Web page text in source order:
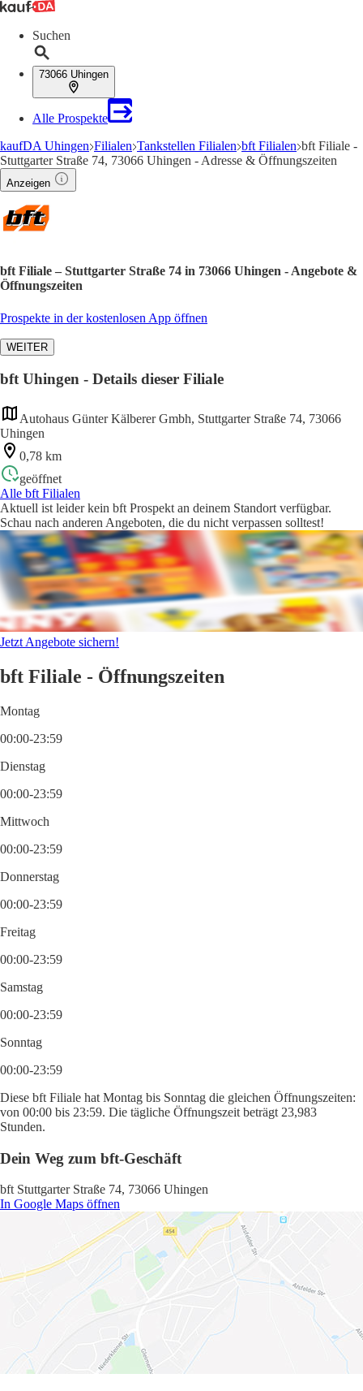
Suchen
73066 Uhingen
Alle Prospekte
kaufDA Uhingen Filialen Tankstellen Filialen bft Filialen bft Filiale -
Stuttgarter Straße 74, 73066 Uhingen - Adresse & Öffnungszeiten
Anzeigen
bft Filiale – Stuttgarter Straße 74 in 73066 Uhingen - Angebote &
Öffnungszeiten
Prospekte in der kostenlosen App öffnen
WEITER
bft Uhingen - Details dieser Filiale
Autohaus Günter Kälberer Gmbh, Stuttgarter Straße 74, 73066
Uhingen
0,78 km
geöffnet
Alle bft Filialen
Aktuell ist leider kein bft Prospekt an deinem Standort verfügbar.
Schau nach anderen Angeboten, die du nicht verpassen solltest!
Jetzt Angebote sichern!
bft Filiale - Öffnungszeiten
Montag
00:00-23:59
Dienstag
00:00-23:59
Mittwoch
00:00-23:59
Donnerstag
00:00-23:59
Freitag
00:00-23:59
Samstag
00:00-23:59
Sonntag
00:00-23:59
Diese bft Filiale hat Montag bis Sonntag die gleichen Öffnungszeiten:
von 00:00 bis 23:59. Die tägliche Öffnungszeit beträgt 23,983
Stunden.
Dein Weg zum bft-Geschäft
bft Stuttgarter Straße 74, 73066 Uhingen
In Google Maps öffnen